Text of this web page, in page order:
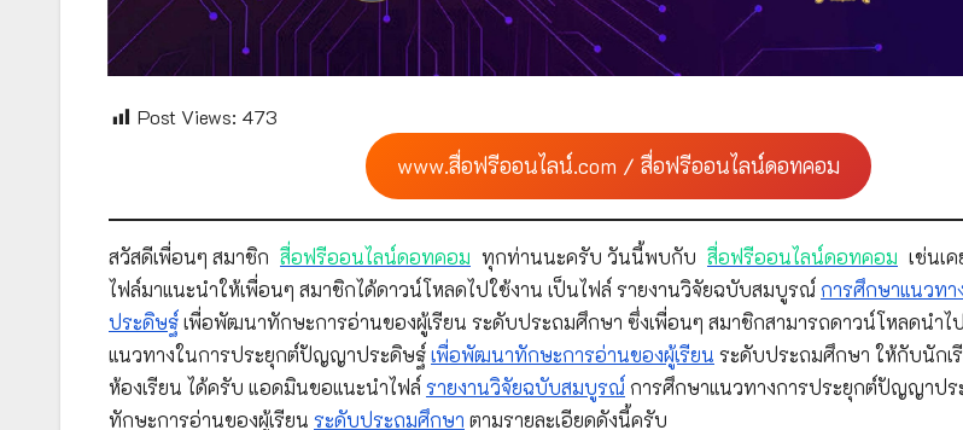
Post Views: 473
www.สื่อฟรีออนไลน์.com / สื่อฟรีออนไลน์ดอทคอม
สวัสดีเพื่อนๆ สมาชิก สื่อฟรีออนไลน์ดอทคอม ทุกท่านนะครับ วันนี้พบกับ สื่อฟรีออนไลน์ดอทคอม เช่นเ
ไฟล์มาแนะนำให้เพื่อนๆ สมาชิกได้ดาวน์โหลดไปใช้งาน เป็นไฟล์ รายงานวิจัยฉบับสมบูรณ์ การศึกษาแนวท
ประดิษฐ์เพื่อพัฒนาทักษะการอ่านของผู้เรียน ระดับประถมศึกษา ซึ่งเพื่อนๆ สมาชิกสามารถดาวน์โหลดนำไ
แนวทางในการประยุกต์ปัญญาประดิษฐ์เพื่อพัฒนาทักษะการอ่านของผู้เรียน ระดับประถมศึกษา ให้กับนักเ
ห้องเรียน ได้ครับ แอดมินขอแนะนำไฟล์ รายงานวิจัยฉบับสมบูรณ์ การศึกษาแนวทางการประยุกต์ปัญญาป
ทักษะการอ่านของผู้เรียน ระดับประถมศึกษา ตามรายละเอียดดังนี้ครับ